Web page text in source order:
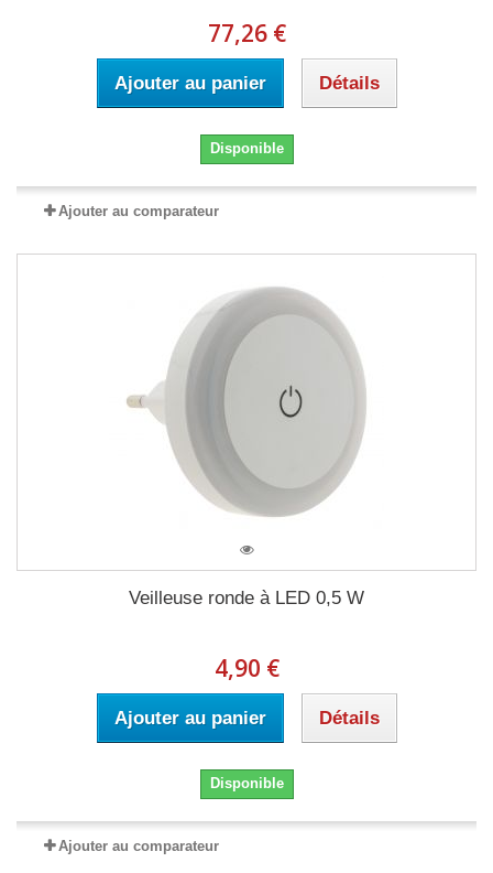
77,26 €
Ajouter au panier Détails
Disponible
Ajouter au comparateur
Veilleuse ronde à LED 0,5 W
4,90 €
Ajouter au panier Détails
Disponible
Ajouter au comparateur